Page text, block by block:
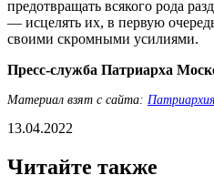
предотвращать всякого рода
— исцелять их, в первую
своими скромными усилиями.
Пресс-служба Патриарха
Материал взят с сайта:
13.04.2022
Читайте также